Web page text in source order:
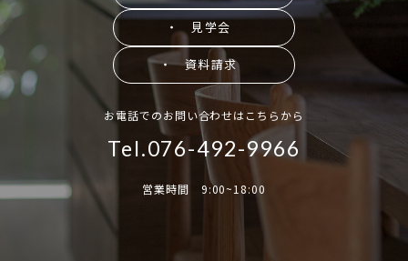
・ 見学会
・ 資料請求
お電話でのお問い合わせはこちらから
Tel.076-492-9966
営業時間 9:00~18:00